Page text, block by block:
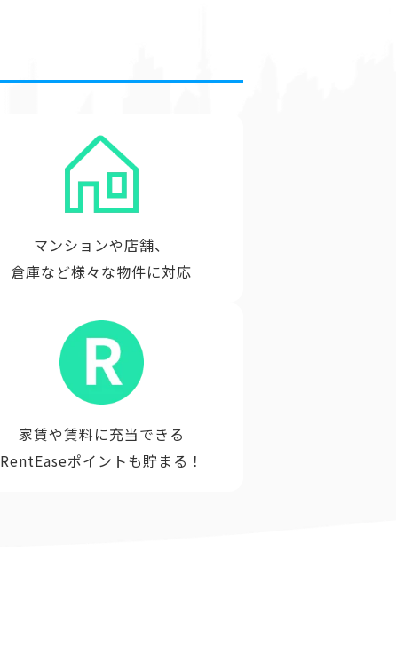
マンションや店舗、
倉庫など様々な物件に対応
家賃や賃料に充当できる
RentEaseポイントも貯まる！